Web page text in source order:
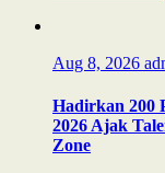
Aug 8, 2026
Hadirkan 200
2026 Ajak
Zone